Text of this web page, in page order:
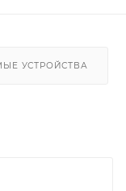
УСТРОЙСТВА